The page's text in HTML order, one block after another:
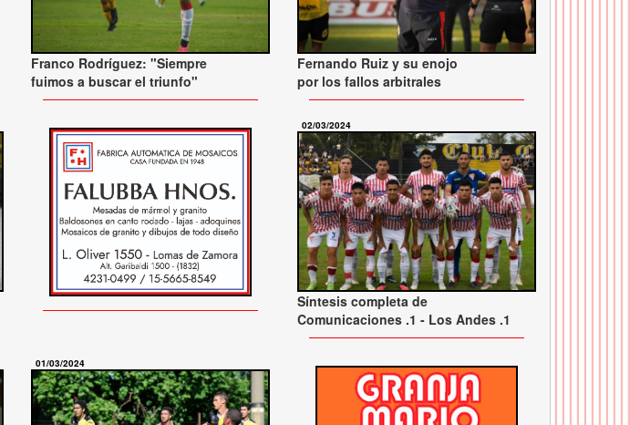
Franco Rodríguez: "Siempre
fuimos a buscar el triunfo"
Fernando Ruiz y su enojo
por los fallos arbitrales
02/03/2024
Síntesis completa de
Comunicaciones .1 - Los Andes .1
01/03/2024